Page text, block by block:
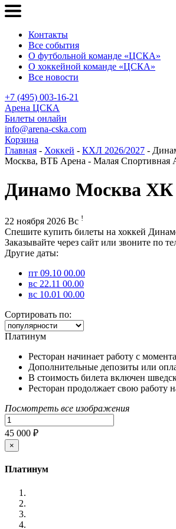
Контакты
Все события
О футбольной команде «ЦСКА»
О хоккейной команде «ЦСКА»
Все новости
+7 (495) 003-16-21
Арена ЦСКА
Билеты онлайн
info@arena-cska.com
Корзина
Главная - Хоккей - КХЛ 2026/2027 -
Москва, ВТБ Арена - Малая Спортивная
Динамо Москва
22 ноября 2026 Вс !
Спешите купить билеты на хоккей
Заказывайте через сайт или звоните по
Другие даты:
пт 09.10 00.00
вс 22.11 00.00
вс 10.01 00.00
Сортировать по:
Платинум
Ресторан начинает работу с
Дополнительные депозиты или
В стоимость билета включен
Ресторан продолжает свою работу
Посмотреть все изображения
45 000 ₽
×
Платинум